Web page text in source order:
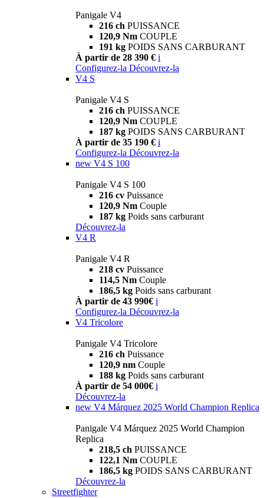
Panigale V4
216 ch PUISSANCE
120,9 Nm COUPLE
191 kg POIDS SANS CARBURANT
À partir de 28 390 € i
Configurez-la Découvrez-la
V4 S
Panigale V4 S
216 ch PUISSANCE
120,9 Nm COUPLE
187 kg POIDS SANS CARBURANT
À partir de 35 190 € i
Configurez-la Découvrez-la
new V4 S 100
Panigale V4 S 100
216 cv Puissance
120,9 Nm Couple
187 kg Poids sans carburant
Découvrez-la
V4 R
Panigale V4 R
218 cv Puissance
114,5 Nm Couple
186,5 kg Poids sans carburant
À partir de 43 990€ i
Configurez-la Découvrez-la
V4 Tricolore
Panigale V4 Tricolore
216 ch Puissance
120,9 nm Couple
188 kg Poids sans carburant
À partir de 54 000€ i
Découvrez-la
new V4 Márquez 2025 World Champion Replica
Panigale V4 Márquez 2025 World Champion
Replica
218,5 ch PUISSANCE
122,1 Nm COUPLE
186,5 kg POIDS SANS CARBURANT
Découvrez-la
Streetfighter